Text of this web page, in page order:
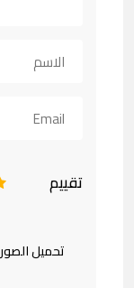
تقييم
تحميل الصور